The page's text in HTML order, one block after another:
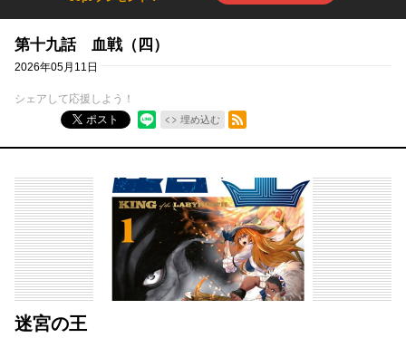
第十九話 血戦（四）
2026年05月11日
シェアして応援しよう！
ポスト
埋め込む
RSSフィード
迷宮の王